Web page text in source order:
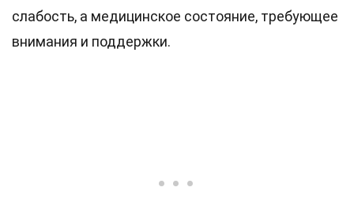
слабость, а медицинское состояние, требующее
внимания и поддержки.